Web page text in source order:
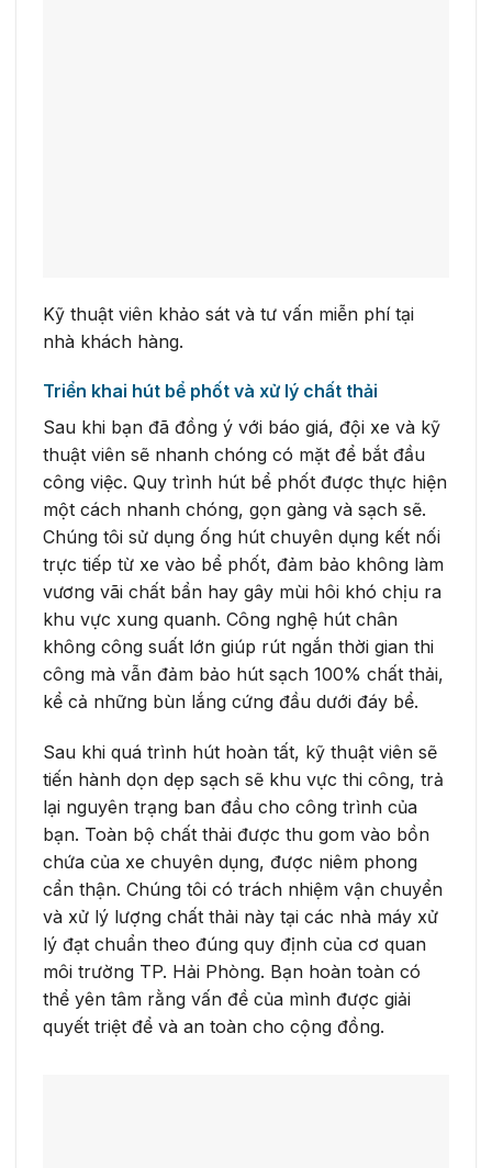
Kỹ thuật viên khảo sát và tư vấn miễn phí tại
nhà khách hàng.
Triển khai hút bể phốt và xử lý chất thải
Sau khi bạn đã đồng ý với báo giá, đội xe và kỹ
thuật viên sẽ nhanh chóng có mặt để bắt đầu
công việc. Quy trình hút bể phốt được thực hiện
một cách nhanh chóng, gọn gàng và sạch sẽ.
Chúng tôi sử dụng ống hút chuyên dụng kết nối
trực tiếp từ xe vào bể phốt, đảm bảo không làm
vương vãi chất bẩn hay gây mùi hôi khó chịu ra
khu vực xung quanh. Công nghệ hút chân
không công suất lớn giúp rút ngắn thời gian thi
công mà vẫn đảm bảo hút sạch 100% chất thải,
kể cả những bùn lắng cứng đầu dưới đáy bể.
Sau khi quá trình hút hoàn tất, kỹ thuật viên sẽ
tiến hành dọn dẹp sạch sẽ khu vực thi công, trả
lại nguyên trạng ban đầu cho công trình của
bạn. Toàn bộ chất thải được thu gom vào bồn
chứa của xe chuyên dụng, được niêm phong
cẩn thận. Chúng tôi có trách nhiệm vận chuyển
và xử lý lượng chất thải này tại các nhà máy xử
lý đạt chuẩn theo đúng quy định của cơ quan
môi trường TP. Hải Phòng. Bạn hoàn toàn có
thể yên tâm rằng vấn đề của mình được giải
quyết triệt để và an toàn cho cộng đồng.